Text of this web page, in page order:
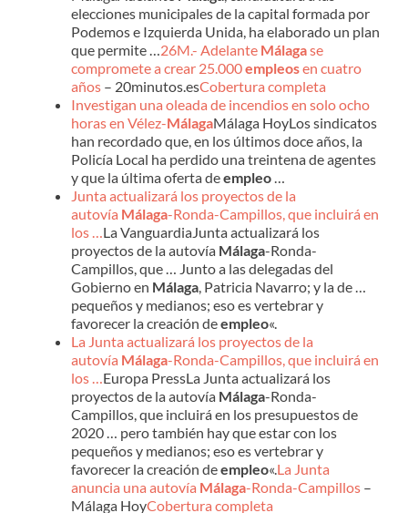
elecciones municipales de la capital formada por
Podemos e Izquierda Unida, ha elaborado un plan
que permite …26M.- Adelante Málagase
compromete a crear 25.000empleosen cuatro
años – 20minutos.esCobertura completa
Investigan una oleada de incendios en solo ocho
horas en Vélez-MálagaMálaga HoyLos sindicatos
han recordado que, en los últimos doce años, la
Policía Local ha perdido una treintena de agentes
y que la última oferta deempleo…
Junta actualizará los proyectos de la
autovía Málaga-Ronda-Campillos, que incluirá en
los …La VanguardiaJunta actualizará los
proyectos de la autovía Málaga-Ronda-
Campillos, que … Junto a las delegadas del
Gobierno en Málaga, Patricia Navarro; y la de …
pequeños y medianos; eso es vertebrar y
favorecer la creación deempleo«.
La Junta actualizará los proyectos de la
autovía Málaga-Ronda-Campillos, que incluirá en
los …Europa PressLa Junta actualizará los
proyectos de la autovía Málaga-Ronda-
Campillos, que incluirá en los presupuestos de
2020 … pero también hay que estar con los
pequeños y medianos; eso es vertebrar y
favorecer la creación deempleo«.La Junta
anuncia una autovía Málaga-Ronda-Campillos –
Málaga HoyCobertura completa